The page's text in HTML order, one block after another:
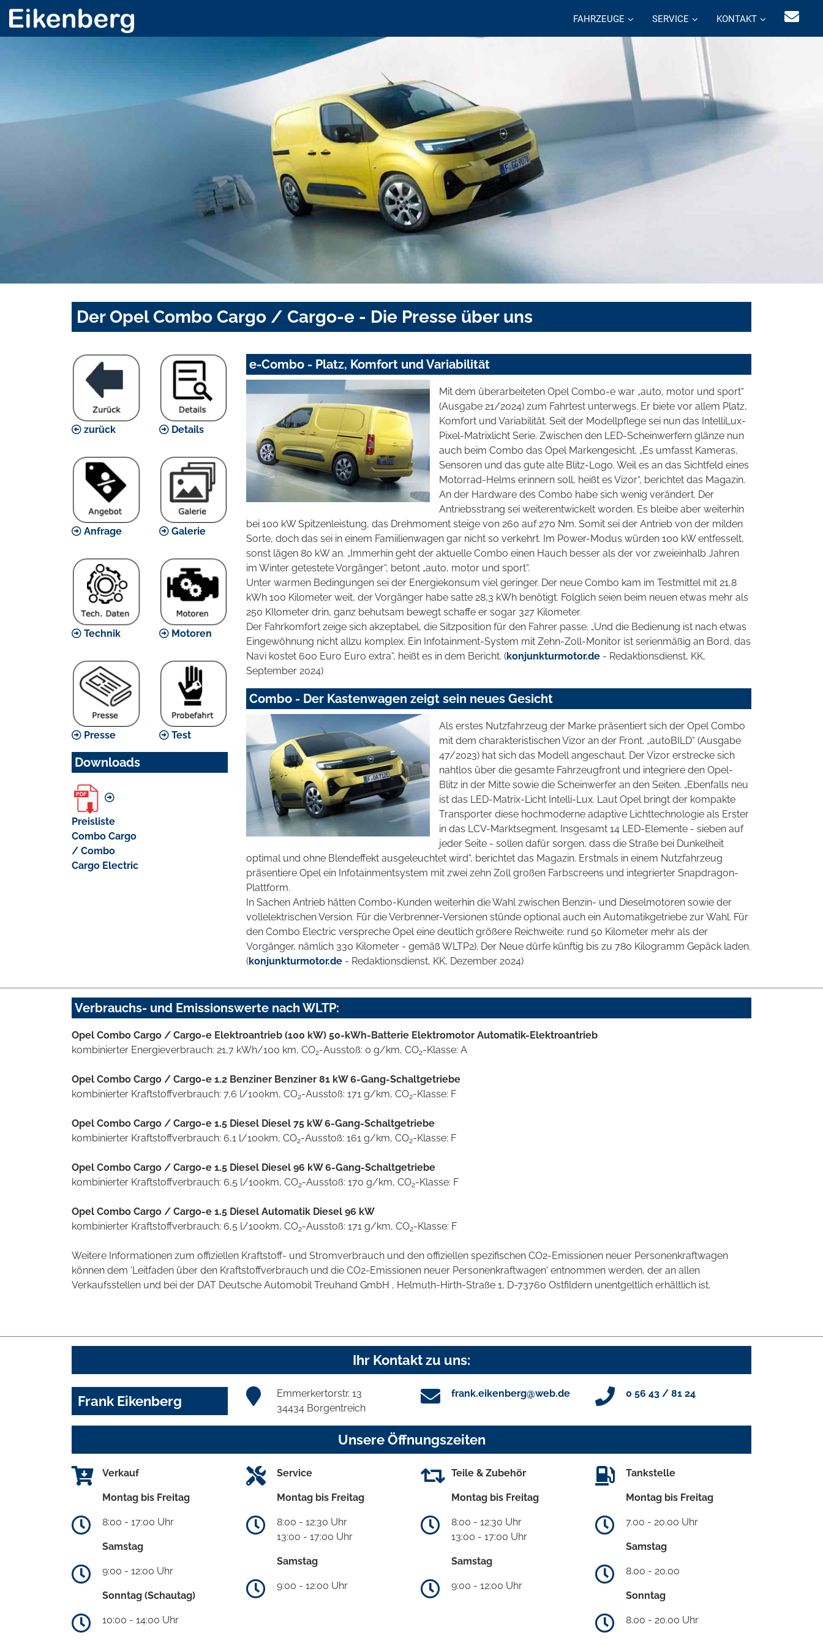
FAHRZEUGE SERVICE KONTAKT
Der Opel Combo Cargo / Cargo-e - Die Presse über uns
zurück Details
Anfrage Galerie
Technik Motoren
Presse Test
Downloads
Preisliste
Combo Cargo
/ Combo
Cargo Electric
e-Combo - Platz, Komfort und Variabilität
Mit dem überarbeiteten Opel Combo-e war „auto, motor und sport“
(Ausgabe 21/2024) zum Fahrtest unterwegs. Er biete vor allem Platz,
Komfort und Variabilität. Seit der Modellpflege sei nun das IntelliLux-
Pixel-Matrixlicht Serie. Zwischen den LED-Scheinwerfern glänze nun
auch beim Combo das Opel Markengesicht. „Es umfasst Kameras,
Sensoren und das gute alte Blitz-Logo. Weil es an das Sichtfeld eines
Motorrad-Helms erinnern soll, heißt es Vizor“, berichtet das Magazin.
An der Hardware des Combo habe sich wenig verändert. Der
Antriebsstrang sei weiterentwickelt worden. Es bleibe aber weiterhin
bei 100 kW Spitzenleistung, das Drehmoment steige von 260 auf 270 Nm. Somit sei der Antrieb von der milden
Sorte, doch das sei in einem Famiilienwagen gar nicht so verkehrt. Im Power-Modus würden 100 kW entfesselt,
sonst lägen 80 kW an. „Immerhin geht der aktuelle Combo einen Hauch besser als der vor zweieinhalb Jahren
im Winter getestete Vorgänger“, betont „auto, motor und sport“.
Unter warmen Bedingungen sei der Energiekonsum viel geringer. Der neue Combo kam im Testmittel mit 21,8
kWh 100 Kilometer weit, der Vorgänger habe satte 28,3 kWh benötigt. Folglich seien beim neuen etwas mehr als
250 KIlometer drin, ganz behutsam bewegt schaffe er sogar 327 Kilometer.
Der Fahrkomfort zeige sich akzeptabel, die Sitzposition für den Fahrer passe. „Und die Bedienung ist nach etwas
Eingewöhnung nicht allzu komplex. Ein Infotainment-System mit Zehn-Zoll-Monitor ist serienmäßig an Bord, das
Navi kostet 600 Euro Euro extra“, heißt es in dem Bericht. (konjunkturmotor.de - Redaktionsdienst, KK,
September 2024)
Combo - Der Kastenwagen zeigt sein neues Gesicht
Als erstes Nutzfahrzeug der Marke präsentiert sich der Opel Combo
mit dem charakteristischen Vizor an der Front. „autoBILD“ (Ausgabe
47/2023) hat sich das Modell angeschaut. Der Vizor erstrecke sich
nahtlos über die gesamte Fahrzeugfront und integriere den Opel-
Blitz in der Mitte sowie die Scheinwerfer an den Seiten. „Ebenfalls neu
ist das LED-Matrix-Licht Intelli-Lux. Laut Opel bringt der kompakte
Transporter diese hochmoderne adaptive Lichttechnologie als Erster
in das LCV-Marktsegment. Insgesamt 14 LED-Elemente - sieben auf
jeder Seite - sollen dafür sorgen, dass die Straße bei Dunkelheit
optimal und ohne Blendeffekt ausgeleuchtet wird“, berichtet das Magazin. Erstmals in einem Nutzfahrzeug
präsentiere Opel ein Infotainmentsystem mit zwei zehn Zoll großen Farbscreens und integrierter Snapdragon-
Plattform.
In Sachen Antrieb hätten Combo-Kunden weiterhin die Wahl zwischen Benzin- und Dieselmotoren sowie der
vollelektrischen Version. Für die Verbrenner-Versionen stünde optional auch ein Automatikgetriebe zur Wahl. Für
den Combo Electric verspreche Opel eine deutlich größere Reichweite: rund 50 Kilometer mehr als der
Vorgänger, nämlich 330 Kilometer - gemäß WLTP2). Der Neue dürfe künftig bis zu 780 Kilogramm Gepäck laden.
(konjunkturmotor.de - Redaktionsdienst, KK, Dezember 2024)
Verbrauchs- und Emissionswerte nach WLTP:
Opel Combo Cargo / Cargo-e Elektroantrieb (100 kW) 50-kWh-Batterie Elektromotor Automatik-Elektroantrieb
kombinierter Energieverbrauch: 21,7 kWh/100 km, CO2-Ausstoß: 0 g/km, CO2-Klasse: A
Opel Combo Cargo / Cargo-e 1.2 Benziner Benziner 81 kW 6-Gang-Schaltgetriebe
kombinierter Kraftstoffverbrauch: 7,6 l/100km, CO2-Ausstoß: 171 g/km, CO2-Klasse: F
Opel Combo Cargo / Cargo-e 1.5 Diesel Diesel 75 kW 6-Gang-Schaltgetriebe
kombinierter Kraftstoffverbrauch: 6,1 l/100km, CO2-Ausstoß: 161 g/km, CO2-Klasse: F
Opel Combo Cargo / Cargo-e 1.5 Diesel Diesel 96 kW 6-Gang-Schaltgetriebe
kombinierter Kraftstoffverbrauch: 6,5 l/100km, CO2-Ausstoß: 170 g/km, CO2-Klasse: F
Opel Combo Cargo / Cargo-e 1.5 Diesel Automatik Diesel 96 kW
kombinierter Kraftstoffverbrauch: 6,5 l/100km, CO2-Ausstoß: 171 g/km, CO2-Klasse: F
Weitere Informationen zum offiziellen Kraftstoff- und Stromverbrauch und den offiziellen spezifischen CO2-Emissionen neuer Personenkraftwagen
können dem 'Leitfaden über den Kraftstoffverbrauch und die CO2-Emissionen neuer Personenkraftwagen' entnommen werden, der an allen
Verkaufsstellen und bei der DAT Deutsche Automobil Treuhand GmbH , Helmuth-Hirth-Straße 1, D-73760 Ostfildern unentgeltlich erhältlich ist.
Ihr Kontakt zu uns:
Frank Eikenberg
Emmerkertorstr. 13
34434 Borgentreich
frank.eikenberg@web.de 0 56 43 / 81 24
Unsere Öffnungszeiten
Verkauf
Montag bis Freitag
8:00 - 17:00 Uhr
Samstag
9:00 - 12:00 Uhr
Sonntag (Schautag)
10:00 - 14:00 Uhr
Service
Montag bis Freitag
8:00 - 12:30 Uhr
13:00 - 17:00 Uhr
Samstag
9:00 - 12:00 Uhr
Teile & Zubehör
Montag bis Freitag
8:00 - 12:30 Uhr
13:00 - 17:00 Uhr
Samstag
9:00 - 12:00 Uhr
Tankstelle
Montag bis Freitag
7.00 - 20.00 Uhr
Samstag
8.00 - 20.00
Sonntag
8.00 - 20.00 Uhr